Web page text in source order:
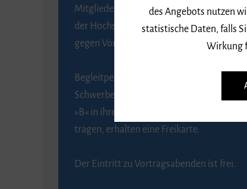
Mitglieder der Gesellschaft zur Förderung
der Hochschule für Musik Freiburg e. V.
gegen Vorlage des Mitgliedsausweises.
Begleitpersonen von Menschen mit
Schwerbehinderung, die das Merkzeichen
»B« in ihrem Schwerbehindertenausweis
tragen, erhalten eine Freikarte.
Der Eintritt zu Vortragsabenden ist frei.
des Angebots nutzen
statistische Daten, falls
Wirkung